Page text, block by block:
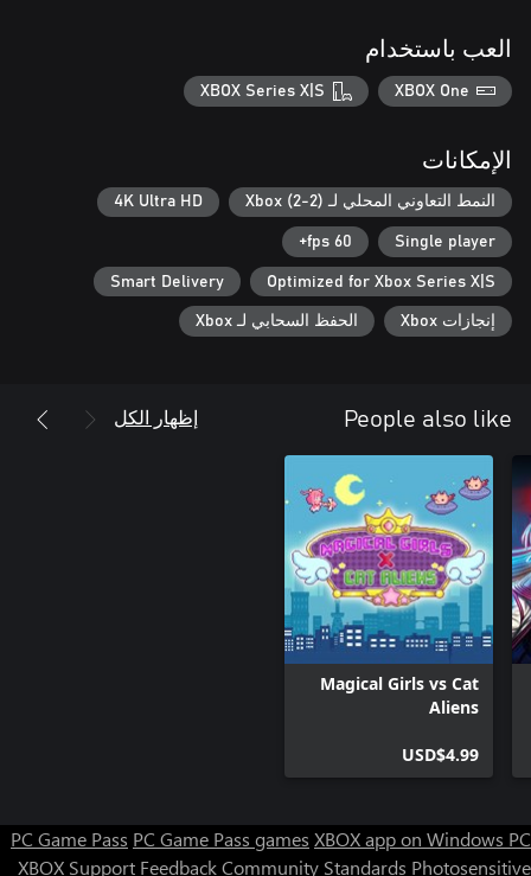
the Tusken Raider, enter classic cheat codes like Big Head Mode,
and discover more surprises in this 25th anniversary celebration
of Star Wars: Episode I: Jedi Power Battles.
العب باستخدام
XBOX One
XBOX Series X|S
الإمكانات
النمط التعاوني المحلي لـ Xbox (2-2) 4K Ultra HD
Single player
60 fps+
Optimized for Xbox Series X|S
Smart Delivery
إنجازات Xbox الحفظ السحابي لـ Xbox
People also like إظهار الكل
Magical Girls vs Cat
Aliens
USD$4.99
PC Game Pass PC Game Pass games XBOX app on Windows PC
XBOX Support FeedbackCommunity Standards Photosensitive